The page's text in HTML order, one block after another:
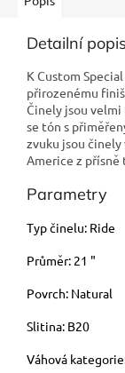
Detailní
K Custom
přirozenému
Činely jsou
se tón s
zvuku jsou činely
Americe z přísně
Parametry
Typ činelu: Ride
Průměr: 21 "
Povrch: Natural
Slitina: B20
Váhová